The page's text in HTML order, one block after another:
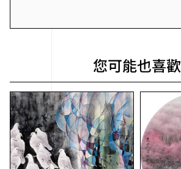
您可能也喜歡